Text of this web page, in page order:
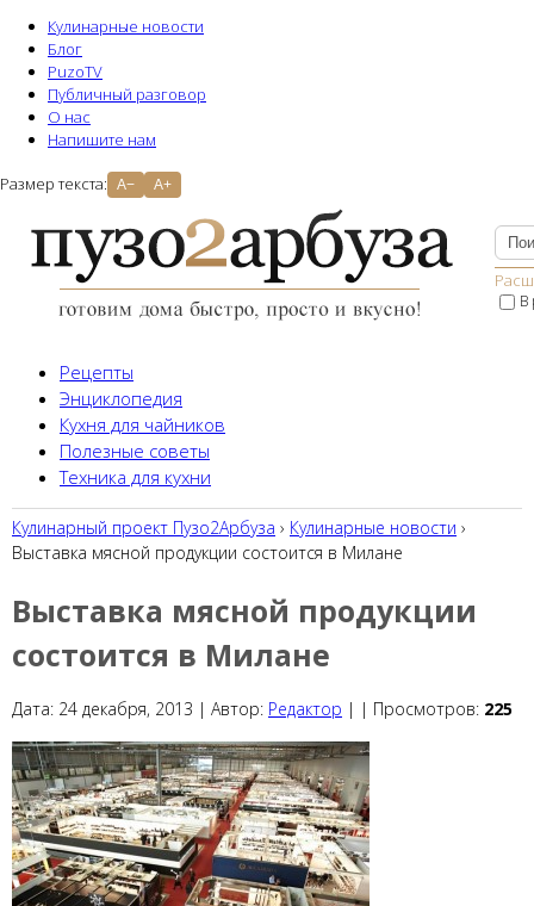
Кулинарные новости
Блог
PuzoTV
Публичный разговор
О нас
Напишите нам
Размер текста: A− A+
В
Рецепты
Энциклопедия
Кухня для чайников
Полезные советы
Техника для кухни
Кулинарный проект Пузо2Aрбуза › Кулинарные новости ›
Выставка мясной продукции состоится в Милане
Выставка мясной продукции
состоится в Милане
Дата: 24 декабря, 2013 | Автор: Редактор | | Просмотров: 225